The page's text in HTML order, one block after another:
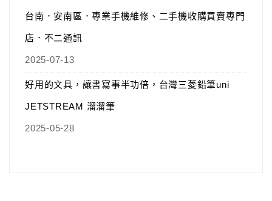
台南．安南區．專業手機維修、二手機收購買賣專門
店．不二通訊
2025-07-13
好用的文具，讓書寫事半功倍，台灣三菱鉛筆uni
JETSTREAM 溜溜筆
2025-05-28